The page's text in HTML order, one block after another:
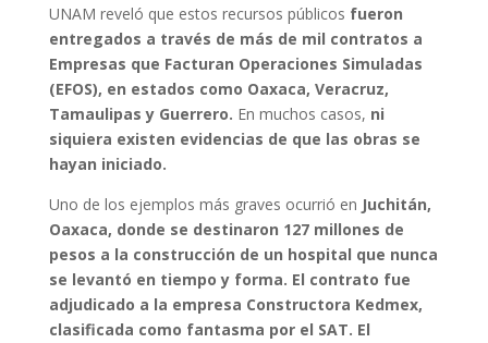
UNAM reveló que estos recursos públicos fueron
entregados a través de más de mil contratos a
Empresas que Facturan Operaciones Simuladas
(EFOS), en estados como Oaxaca, Veracruz,
Tamaulipas y Guerrero. En muchos casos, ni
siquiera existen evidencias de que las obras se
hayan iniciado.
Uno de los ejemplos más graves ocurrió en Juchitán,
Oaxaca, donde se destinaron 127 millones de
pesos a la construcción de un hospital que nunca
se levantó en tiempo y forma. El contrato fue
adjudicado a la empresa Constructora Kedmex,
clasificada como fantasma por el SAT. El